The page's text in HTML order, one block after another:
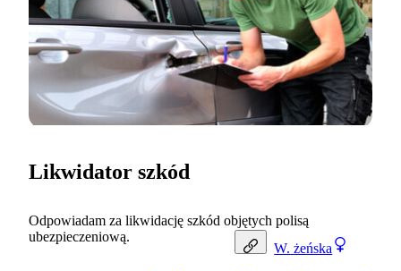
W. żeńska
Likwidator szkód
Odpowiadam za likwidację szkód objętych polisą
ubezpieczeniową.